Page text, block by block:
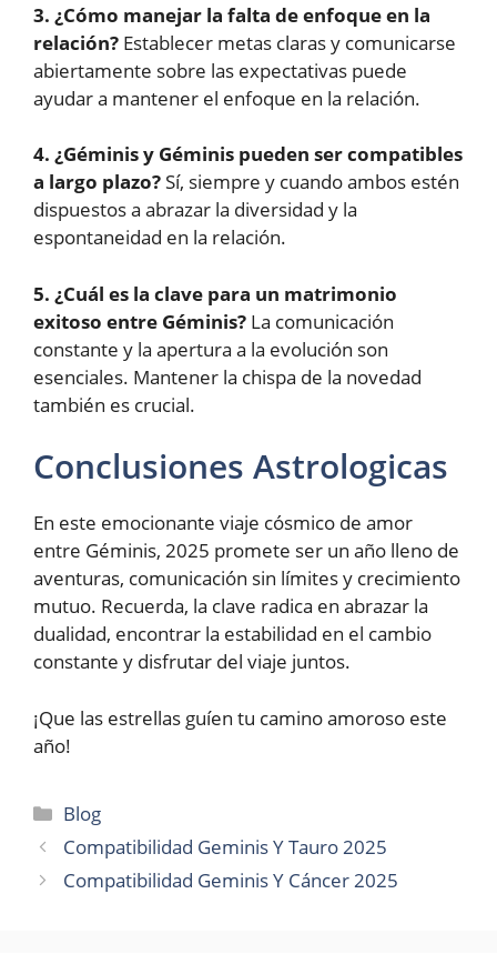
3. ¿Cómo manejar la falta de enfoque en la
relación? Establecer metas claras y comunicarse
abiertamente sobre las expectativas puede
ayudar a mantener el enfoque en la relación.
4. ¿Géminis y Géminis pueden ser compatibles
a largo plazo?Sí, siempre y cuando ambos estén
dispuestos a abrazar la diversidad y la
espontaneidad en la relación.
5. ¿Cuál es la clave para un matrimonio
exitoso entre Géminis? La comunicación
constante y la apertura a la evolución son
esenciales. Mantener la chispa de la novedad
también es crucial.
Conclusiones Astrologicas
En este emocionante viaje cósmico de amor
entre Géminis, 2025 promete ser un año lleno de
aventuras, comunicación sin límites y crecimiento
mutuo. Recuerda, la clave radica en abrazar la
dualidad, encontrar la estabilidad en el cambio
constante y disfrutar del viaje juntos.
¡Que las estrellas guíen tu camino amoroso este
año!
Categories
Blog
Compatibilidad Geminis Y Tauro 2025
Compatibilidad Geminis Y Cáncer 2025